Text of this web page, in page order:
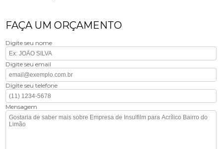
FAÇA UM ORÇAMENTO
Digite seu nome
Digite seu email
Digite seu telefone
Mensagem